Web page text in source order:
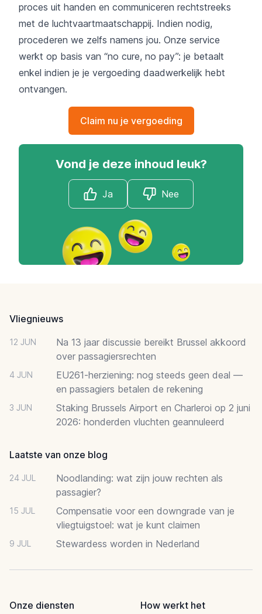
proces uit handen en communiceren rechtstreeks
met de luchtvaartmaatschappij. Indien nodig,
procederen we zelfs namens jou. Onze service
werkt op basis van “no cure, no pay”: je betaalt
enkel indien je je vergoeding daadwerkelijk hebt
ontvangen.
Claim nu je vergoeding
Vond je deze inhoud leuk?
Ja Nee
Vliegnieuws
12 JUN
Na 13 jaar discussie bereikt Brussel akkoord
over passagiersrechten
4 JUN
EU261-herziening: nog steeds geen deal —
en passagiers betalen de rekening
3 JUN
Staking Brussels Airport en Charleroi op 2 juni
2026: honderden vluchten geannuleerd
Laatste van onze blog
24 JUL
Noodlanding: wat zijn jouw rechten als
passagier?
15 JUL
Compensatie voor een downgrade van je
vliegtuigstoel: wat je kunt claimen
9 JUL Stewardess worden in Nederland
Onze diensten
How werkt het